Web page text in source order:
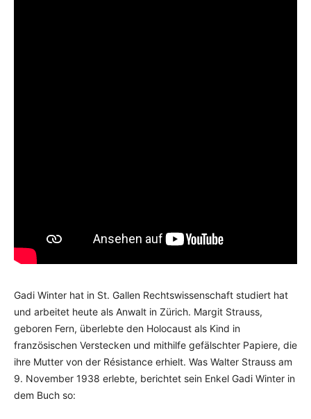
Gadi Winter hat in St. Gallen Rechtswissenschaft studiert hat
und arbeitet heute als Anwalt in Zürich. Margit Strauss,
geboren Fern, überlebte den Holocaust als Kind in
französischen Verstecken und mithilfe gefälschter Papiere, die
ihre Mutter von der Résistance erhielt. Was Walter Strauss am
9. November 1938 erlebte, berichtet sein Enkel Gadi Winter in
dem Buch so: